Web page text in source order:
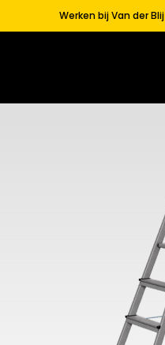
Werken bij Van der Blij